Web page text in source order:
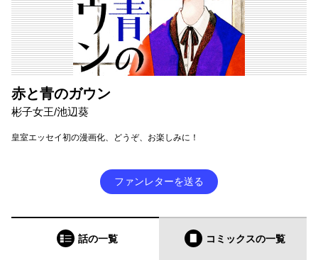
赤と青のガウン
彬子女王/池辺葵
皇室エッセイ初の漫画化、どうぞ、お楽しみに！
ファンレターを送る
話の一覧 コミックスの一覧